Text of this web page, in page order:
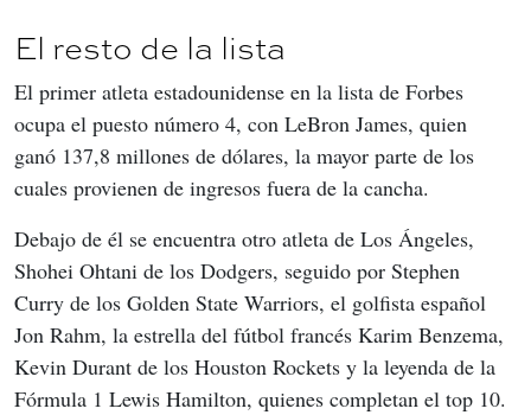
El resto de la lista
El primer atleta estadounidense en la lista de Forbes
ocupa el puesto número 4, con LeBron James, quien
ganó 137,8 millones de dólares, la mayor parte de los
cuales provienen de ingresos fuera de la cancha.
Debajo de él se encuentra otro atleta de Los Ángeles,
Shohei Ohtani de los Dodgers, seguido por Stephen
Curry de los Golden State Warriors, el golfista español
Jon Rahm, la estrella del fútbol francés Karim Benzema,
Kevin Durant de los Houston Rockets y la leyenda de la
Fórmula 1 Lewis Hamilton, quienes completan el top 10.